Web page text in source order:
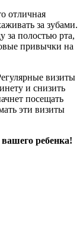
отличная
за зубами.
за полостью рта,
привычки на
визиты
и снизить
посещать
эти визиты
вашего ребенка!